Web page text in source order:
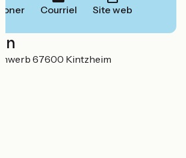
Courriel Site web
67600 Kintzheim